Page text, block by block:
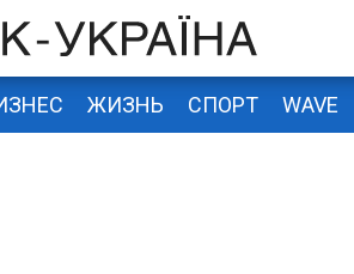
ЖИЗНЬ СПОРТ WAVE